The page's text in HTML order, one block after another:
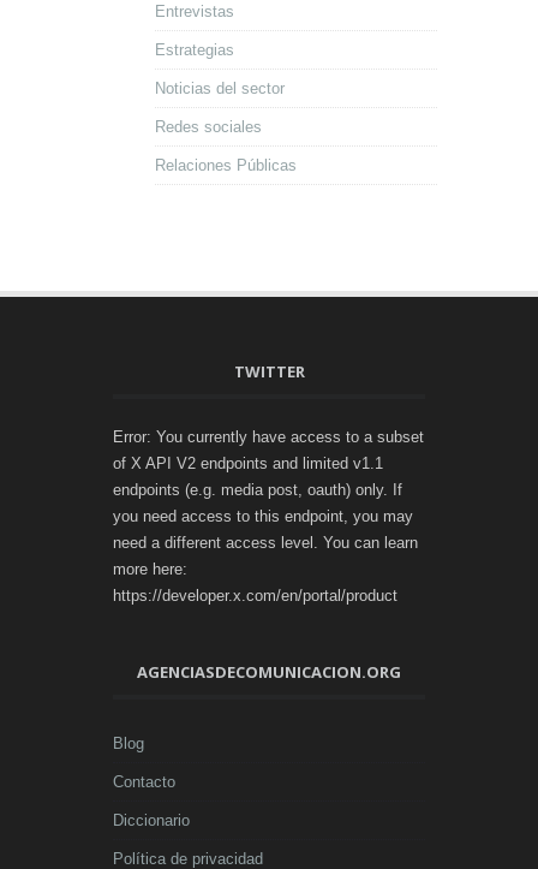
Entrevistas
Estrategias
Noticias del sector
Redes sociales
Relaciones Públicas
TWITTER
Error: You currently have access to a subset
of X API V2 endpoints and limited v1.1
endpoints (e.g. media post, oauth) only. If
you need access to this endpoint, you may
need a different access level. You can learn
more here:
https://developer.x.com/en/portal/product
AGENCIASDECOMUNICACION.ORG
Blog
Contacto
Diccionario
Política de privacidad